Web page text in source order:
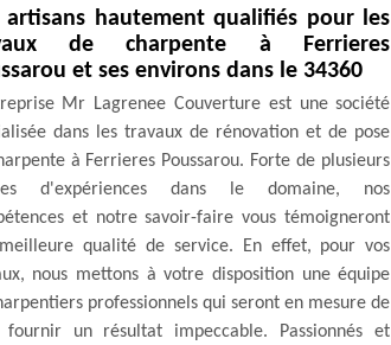
artisans hautement qualifiés pour les
de charpente à Ferrieres
et ses environs dans le 34360
Mr Lagrenee Couverture est une société
dans les travaux de rénovation et de pose
à Ferrieres Poussarou. Forte de plusieurs
d'expériences dans le domaine, nos
et notre savoir-faire vous témoigneront
qualité de service. En effet, pour vos
nous mettons à votre disposition une équipe
professionnels qui seront en mesure de
fournir un résultat impeccable. Passionnés et